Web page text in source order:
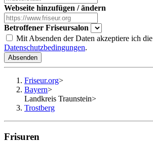
Webseite hinzufügen / ändern
Betroffener Friseursalon
Mit Absenden der Daten akzeptiere ich die
Datenschutzbedingungen.
Absenden
Friseur.org>
Bayern>
Landkreis Traunstein>
Trostberg
Frisuren